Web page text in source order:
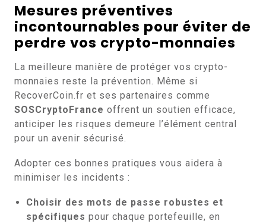
Mesures préventives
incontournables pour éviter de
perdre vos crypto-monnaies
La meilleure manière de protéger vos crypto-
monnaies reste la prévention. Même si
RecoverCoin.fr et ses partenaires comme
SOSCryptoFrance offrent un soutien efficace,
anticiper les risques demeure l’élément central
pour un avenir sécurisé.
Adopter ces bonnes pratiques vous aidera à
minimiser les incidents :
Choisir des mots de passe robustes et
spécifiques pour chaque portefeuille, en